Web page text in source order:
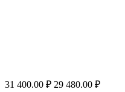
31 400.00 ₽ 29 480.00 ₽